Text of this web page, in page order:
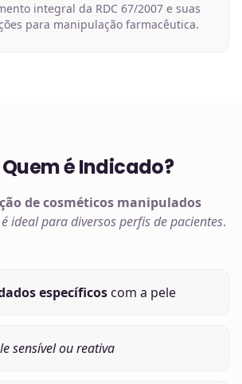
integral da RDC 67/2007 e suas
para manipulação farmacêutica.
é Indicado?
decosméticos manipulados
é ideal para diversos perfis de pacientes.
específicoscom a pele
sensível ou reativa